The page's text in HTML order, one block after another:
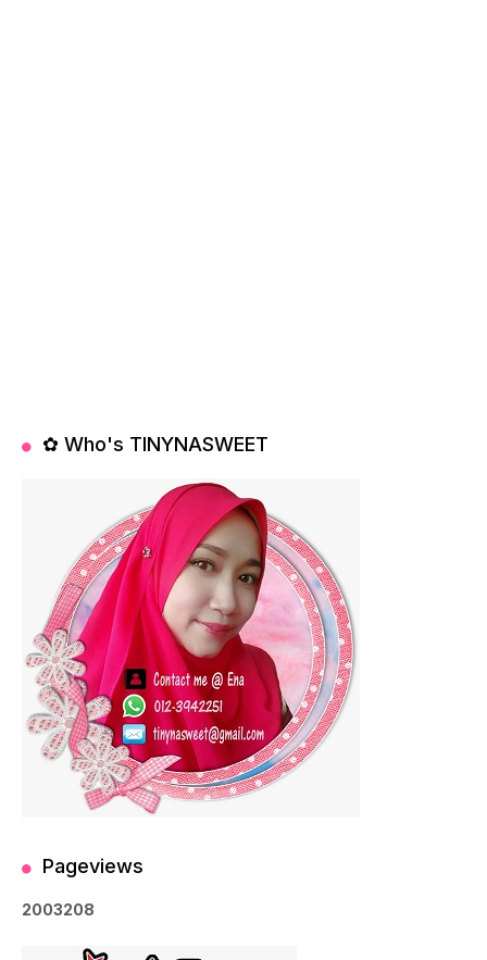
✿ Who's TINYNASWEET
Pageviews
2003208